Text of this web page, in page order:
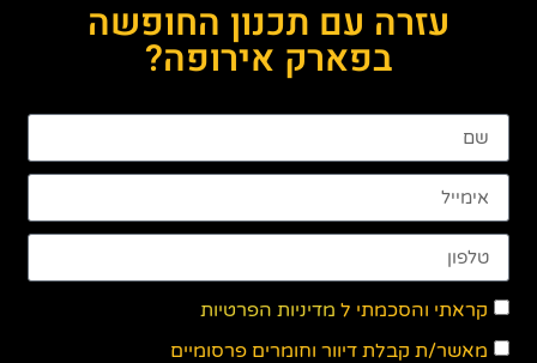
עזרה עם תכנון החופשה
בפארק אירופה?
קראתי והסכמתי ל מדיניות הפרטיות
מאשר/ת קבלת דיוור וחומרים פרסומיים